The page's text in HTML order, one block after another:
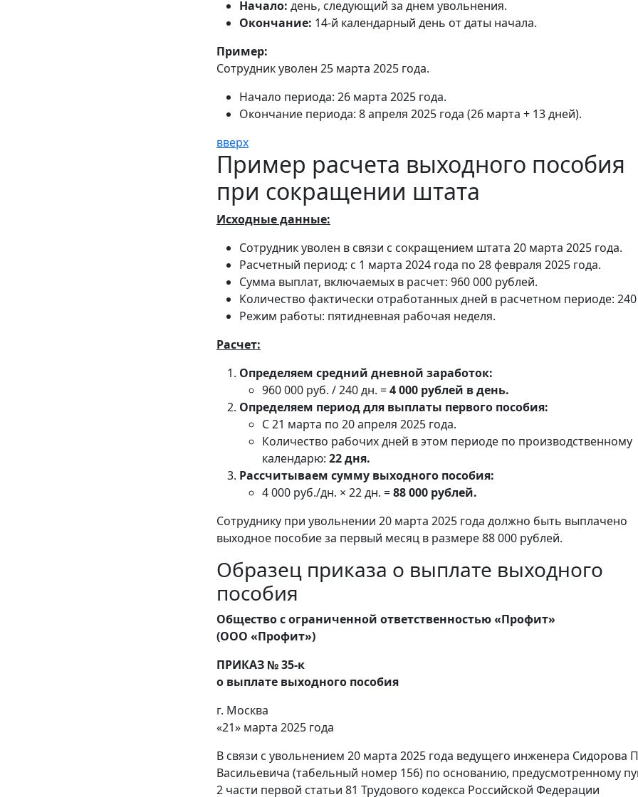
Начало: день, следующий за днем увольнения.
Окончание: 14-й календарный день от даты начала.
Пример:
Сотрудник уволен 25 марта 2025 года.
Начало периода: 26 марта 2025 года.
Окончание периода: 8 апреля 2025 года (26 марта + 13 дней).
вверх
Пример расчета выходного пособия
при сокращении штата
Исходные данные:
Сотрудник уволен в связи с сокращением штата 20 марта 2025 года.
Расчетный период: с 1 марта 2024 года по 28 февраля 2025 года.
Сумма выплат, включаемых в расчет: 960 000 рублей.
Количество фактически отработанных дней в расчетном периоде:
Режим работы: пятидневная рабочая неделя.
Расчет:
Определяем средний дневной заработок:
960 000 руб. / 240 дн. =4 000 рублей в день.
Определяем период для выплаты первого пособия:
С 21 марта по 20 апреля 2025 года.
Количество рабочих дней в этом периоде по производственному
календарю: 22 дня.
Рассчитываем сумму выходного пособия:
4 000 руб./дн. × 22 дн. =88 000 рублей.
Сотруднику при увольнении 20 марта 2025 года должно быть выплачено
выходное пособие за первый месяц в размере 88 000 рублей.
Образец приказа о выплате выходного
пособия
Общество с ограниченной ответственностью «Профит»
(ООО «Профит»)
ПРИКАЗ № 35-к
о выплате выходного пособия
г. Москва
«21» марта 2025 года
В связи с увольнением 20 марта 2025 года ведущего инженера Сидорова
Васильевича (табельный номер 156) по основанию, предусмотренному
2 части первой статьи 81 Трудового кодекса Российской Федерации